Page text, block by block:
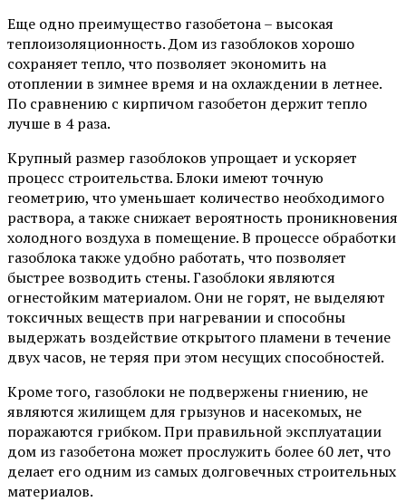
Еще одно преимущество газобетона – высокая
теплоизоляционность. Дом из газоблоков хорошо
сохраняет тепло, что позволяет экономить на
отоплении в зимнее время и на охлаждении в летнее.
По сравнению с кирпичом газобетон держит тепло
лучше в 4 раза.
Крупный размер газоблоков упрощает и ускоряет
процесс строительства. Блоки имеют точную
геометрию, что уменьшает количество необходимого
раствора, а также снижает вероятность проникновения
холодного воздуха в помещение. В процессе обработки
газоблока также удобно работать, что позволяет
быстрее возводить стены. Газоблоки являются
огнестойким материалом. Они не горят, не выделяют
токсичных веществ при нагревании и способны
выдержать воздействие открытого пламени в течение
двух часов, не теряя при этом несущих способностей.
Кроме того, газоблоки не подвержены гниению, не
являются жилищем для грызунов и насекомых, не
поражаются грибком. При правильной эксплуатации
дом из газобетона может прослужить более 60 лет, что
делает его одним из самых долговечных строительных
материалов.